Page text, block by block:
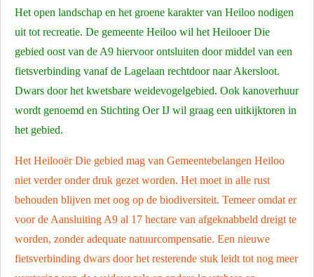
Het open landschap en het groene karakter van Heiloo nodigen
uit tot recreatie. De gemeente Heiloo wil het Heilooer Die
gebied oost van de A9 hiervoor ontsluiten door middel van een
fietsverbinding vanaf de Lagelaan rechtdoor naar Akersloot.
Dwars door het kwetsbare weidevogelgebied. Ook kanoverhuur
wordt genoemd en Stichting Oer IJ wil graag een uitkijktoren in
het gebied.
Het Heilooër Die gebied mag van Gemeentebelangen Heiloo
niet verder onder druk gezet worden. Het moet in alle rust
behouden blijven met oog op de biodiversiteit. Temeer omdat er
voor de Aansluiting A9 al 17 hectare van afgeknabbeld dreigt te
worden, zonder adequate natuurcompensatie. Een nieuwe
fietsverbinding dwars door het resterende stuk leidt tot nog meer